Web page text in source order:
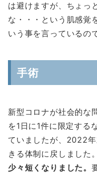
は避けますが、ちょっ
な・・・という肌感覚
いう事を言っているの
手術
新型コロナが社会的な
を1日に1件に限定する
ていましたが、2022
きる体制に戻しました。
少々短くなりました。